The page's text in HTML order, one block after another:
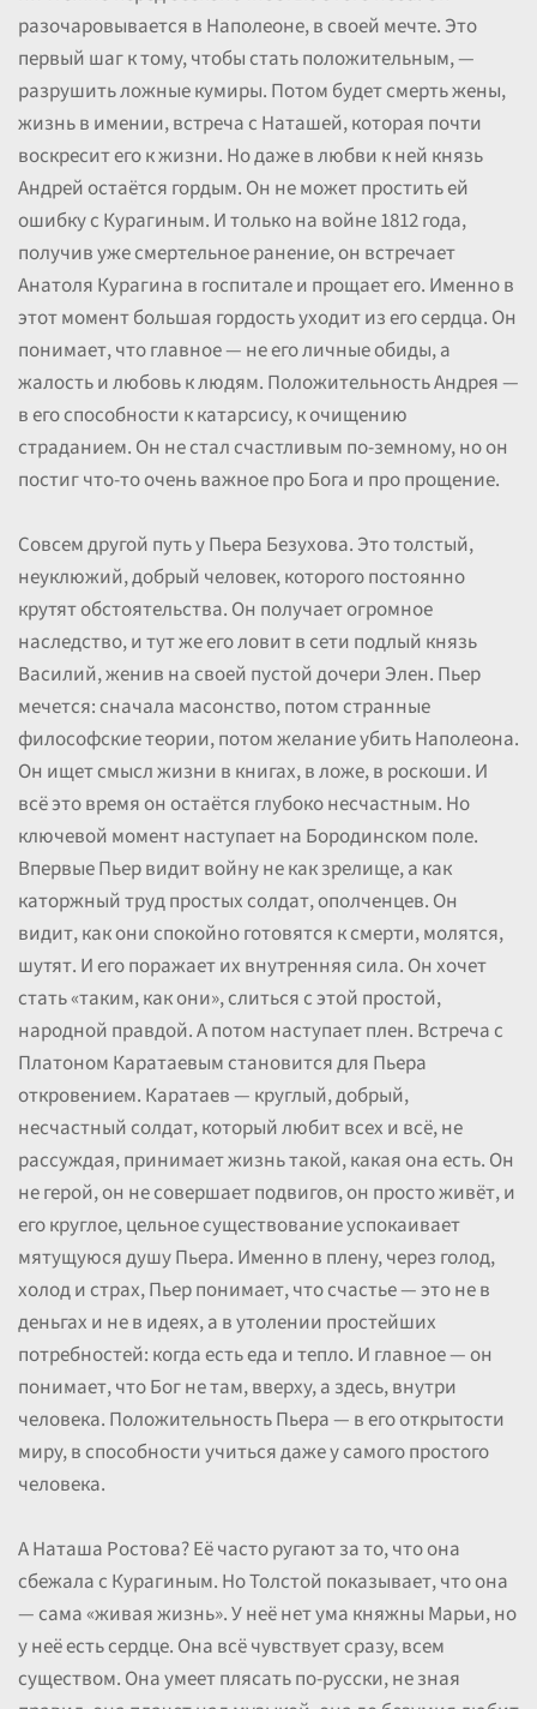
разочаровывается в Наполеоне, в своей мечте. Это
первый шаг к тому, чтобы стать положительным, —
разрушить ложные кумиры. Потом будет смерть жены,
жизнь в имении, встреча с Наташей, которая почти
воскресит его к жизни. Но даже в любви к ней князь
Андрей остаётся гордым. Он не может простить ей
ошибку с Курагиным. И только на войне 1812 года,
получив уже смертельное ранение, он встречает
Анатоля Курагина в госпитале и прощает его. Именно в
этот момент большая гордость уходит из его сердца. Он
понимает, что главное — не его личные обиды, а
жалость и любовь к людям. Положительность Андрея —
в его способности к катарсису, к очищению
страданием. Он не стал счастливым по-земному, но он
постиг что-то очень важное про Бога и про прощение.
Совсем другой путь у Пьера Безухова. Это толстый,
неуклюжий, добрый человек, которого постоянно
крутят обстоятельства. Он получает огромное
наследство, и тут же его ловит в сети подлый князь
Василий, женив на своей пустой дочери Элен. Пьер
мечется: сначала масонство, потом странные
философские теории, потом желание убить Наполеона.
Он ищет смысл жизни в книгах, в ложе, в роскоши. И
всё это время он остаётся глубоко несчастным. Но
ключевой момент наступает на Бородинском поле.
Впервые Пьер видит войну не как зрелище, а как
каторжный труд простых солдат, ополченцев. Он
видит, как они спокойно готовятся к смерти, молятся,
шутят. И его поражает их внутренняя сила. Он хочет
стать «таким, как они», слиться с этой простой,
народной правдой. А потом наступает плен. Встреча с
Платоном Каратаевым становится для Пьера
откровением. Каратаев — круглый, добрый,
несчастный солдат, который любит всех и всё, не
рассуждая, принимает жизнь такой, какая она есть. Он
не герой, он не совершает подвигов, он просто живёт, и
его круглое, цельное существование успокаивает
мятущуюся душу Пьера. Именно в плену, через голод,
холод и страх, Пьер понимает, что счастье — это не в
деньгах и не в идеях, а в утолении простейших
потребностей: когда есть еда и тепло. И главное — он
понимает, что Бог не там, вверху, а здесь, внутри
человека. Положительность Пьера — в его открытости
миру, в способности учиться даже у самого простого
человека.
А Наташа Ростова? Её часто ругают за то, что она
сбежала с Курагиным. Но Толстой показывает, что она
— сама «живая жизнь». У неё нет ума княжны Марьи, но
у неё есть сердце. Она всё чувствует сразу, всем
существом. Она умеет плясать по-русски, не зная